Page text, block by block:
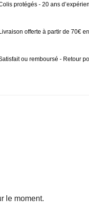
protégés - 20 ans
Livraison offerte à partir de 70€
ou remboursé - Retour
le moment.